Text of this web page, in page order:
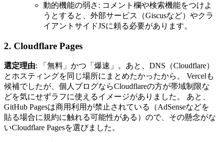
動的機能の弱さ: コメント欄や検索機能をつけよ
うとすると、外部サービス（Giscusなど）やクラ
イアントサイドJSに頼る必要があります。
2. Cloudflare Pages
選定理由: 「無料」かつ「爆速」。あと、DNS（Cloudflare）
とホスティングを同じ場所にまとめたかったから。 Vercelも
候補でしたが、個人ブログならCloudflareの方が帯域制限な
どを気にせずラフに使えるイメージがありました。 あと、
GitHub Pagesは商用利用が禁止されている（AdSenseなどを
貼る場合に規約に触れる可能性がある）ので、その懸念がな
いCloudflare Pagesを選びました。